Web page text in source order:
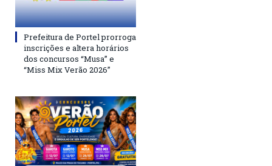
Prefeitura de Portel prorroga
inscrições e altera horários
dos concursos “Musa” e
“Miss Mix Verão 2026”